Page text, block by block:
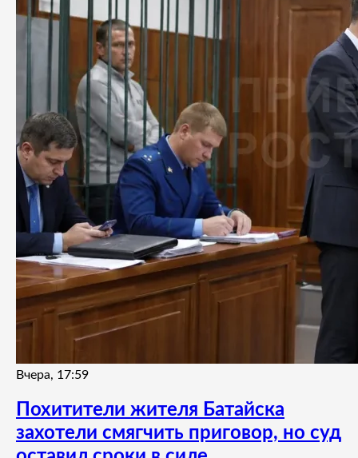
Вчера, 17:59
Похитители жителя Батайска
захотели смягчить приговор, но суд